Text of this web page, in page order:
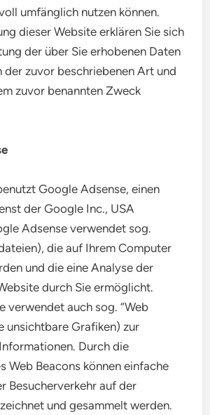
umfänglich nutzen können.
dieser Website erklären Sie sich
der über Sie erhobenen Daten
der zuvor beschriebenen Art und
zuvor benannten Zweck
Google Adsense, einen
der Google Inc., USA
Adsense verwendet sog.
die auf Ihrem Computer
und die eine Analyse der
durch Sie ermöglicht.
verwendet auch sog. “Web
unsichtbare Grafiken) zur
Durch die
Web Beacons können einfache
Besucherverkehr auf der
und gesammelt werden.